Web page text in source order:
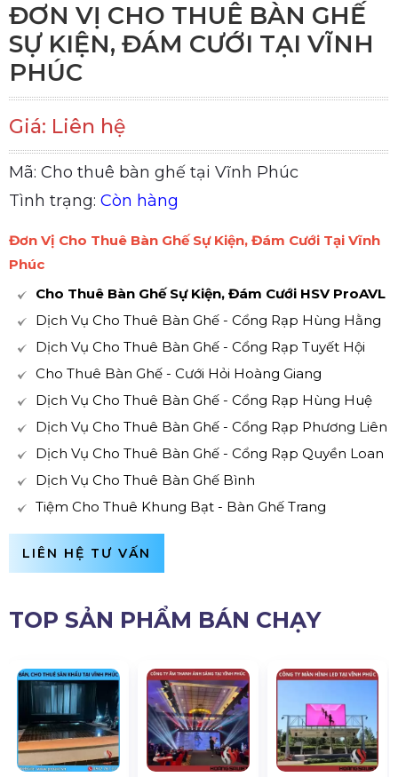
ĐƠN VỊ CHO THUÊ BÀN GHẾ
SỰ KIỆN, ĐÁM CƯỚI TẠI VĨNH
PHÚC
Giá: Liên hệ
Mã: Cho thuê bàn ghế tại Vĩnh Phúc
Tình trạng: Còn hàng
Đơn Vị Cho Thuê Bàn Ghế Sự Kiện, Đám Cưới Tại Vĩnh
Phúc
Cho Thuê Bàn Ghế Sự Kiện, Đám Cưới HSV ProAVL
Dịch Vụ Cho Thuê Bàn Ghế - Cổng Rạp Hùng Hằng
Dịch Vụ Cho Thuê Bàn Ghế - Cổng Rạp Tuyết Hội
Cho Thuê Bàn Ghế - Cưới Hỏi Hoàng Giang
Dịch Vụ Cho Thuê Bàn Ghế - Cổng Rạp Hùng Huệ
Dịch Vụ Cho Thuê Bàn Ghế - Cổng Rạp Phương Liên
Dịch Vụ Cho Thuê Bàn Ghế - Cổng Rạp Quyền Loan
Dịch Vụ Cho Thuê Bàn Ghế Bình
Tiệm Cho Thuê Khung Bạt - Bàn Ghế Trang
LIÊN HỆ TƯ VẤN
TOP SẢN PHẨM BÁN CHẠY